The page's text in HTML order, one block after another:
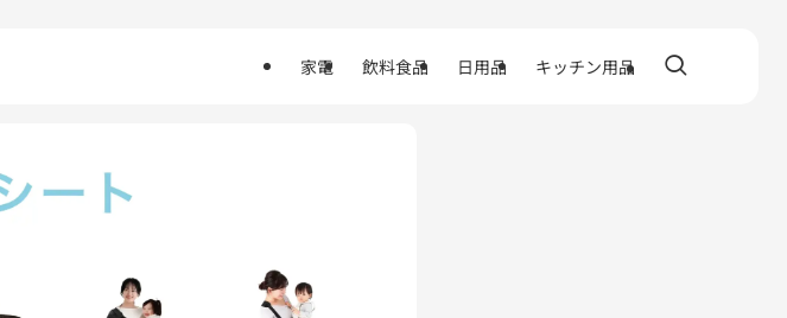
家電 飲料食品 日用品 キッチン用品